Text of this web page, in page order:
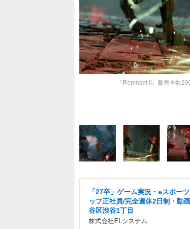
『Remnant II』販売本数
「27卒」ゲーム実況・eスポー
ッフ正社員/完全週休2日制・動
谷区渋谷1丁目
株式会社ELシステム